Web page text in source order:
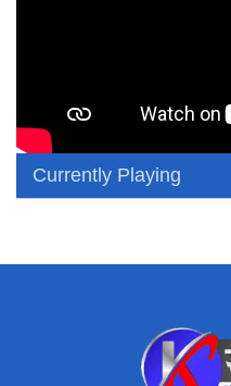
Currently Playing